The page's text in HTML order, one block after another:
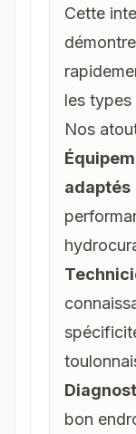
Cette
les
Nos
adaptés
bon